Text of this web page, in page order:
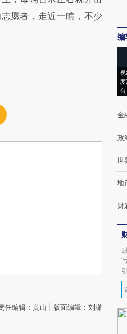
愿者，走近一瞧，不少
任编辑：黄山 | 版面编辑：刘潇
视
台
金
政
世
地
财